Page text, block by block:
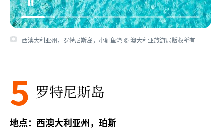
西澳大利亚州，罗特尼斯岛，小鲑鱼湾 © 澳大利亚旅游局版权所有
5 罗特尼斯岛
地点：西澳大利亚州，珀斯